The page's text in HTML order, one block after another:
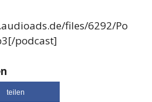
files/6292/Po
podcast]
teilen